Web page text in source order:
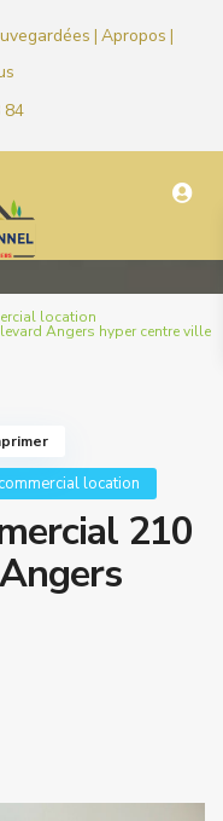
| Apropos |
84
location
Angers hyper centre ville
location
210